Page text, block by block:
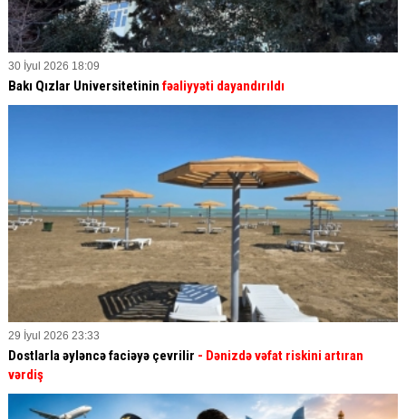
30 İyul 2026 18:09
Bakı Qızlar Universitetinin fəaliyyəti dayandırıldı
29 İyul 2026 23:33
Dostlarla əyləncə faciəyə çevrilir - Dənizdə vəfat riskini artıran
vərdiş